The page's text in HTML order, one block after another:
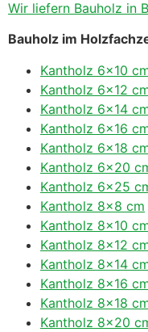
Wir liefern Bauholz in
Bauholz im
Kantholz 6×10
Kantholz 6×12
Kantholz 6×14
Kantholz 6×16
Kantholz 6×18
Kantholz 6×20
Kantholz 6×25
Kantholz 8×8 cm
Kantholz 8×10
Kantholz 8×12
Kantholz 8×14
Kantholz 8×16
Kantholz 8×18
Kantholz 8×20